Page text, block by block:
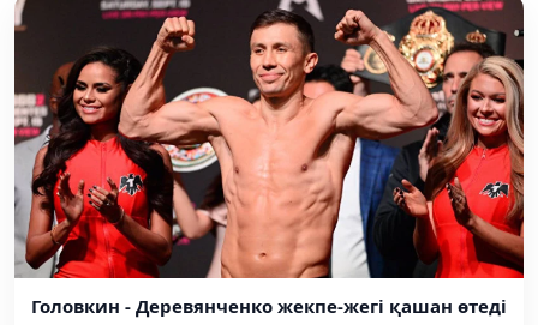
Головкин - Деревянченко жекпе-жегі қашан өтеді